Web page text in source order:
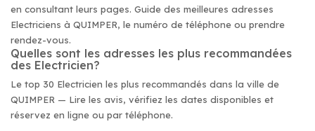
en consultant leurs pages. Guide des meilleures adresses
Electriciens à QUIMPER, le numéro de téléphone ou prendre
rendez-vous.
Quelles sont les adresses les plus recommandées
des Electricien?
Le top 30 Electricien les plus recommandés dans la ville de
QUIMPER — Lire les avis, vérifiez les dates disponibles et
réservez en ligne ou par téléphone.